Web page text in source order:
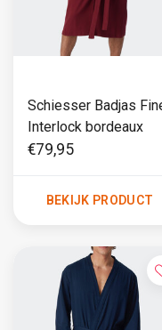
Schiesser Badjas Fine
Interlock bordeaux
€79,95
BEKIJK PRODUCT